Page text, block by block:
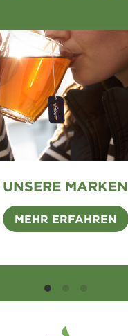
UNSERE MARKEN
MEHR ERFAHREN